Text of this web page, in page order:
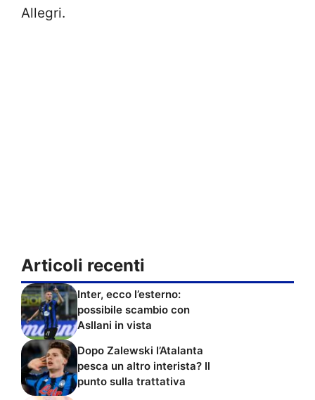
Allegri.
Articoli recenti
Inter, ecco l’esterno:
possibile scambio con
Asllani in vista
Dopo Zalewski l’Atalanta
pesca un altro interista? Il
punto sulla trattativa